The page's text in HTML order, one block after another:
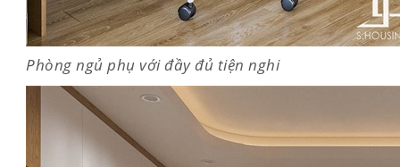
Phòng ngủ phụ với đầy đủ tiện nghi